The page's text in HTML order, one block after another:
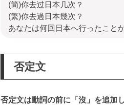
(简)你去过日本几次？
(繁)你去過日本幾次？
あなたは何回日本へ行ったこと
否定文
否定文は動詞の前に「沒」を追加し